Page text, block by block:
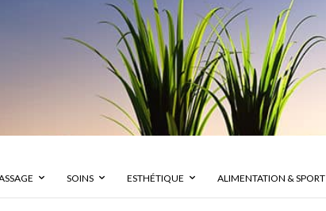
SOINS ESTHÉTIQUE ALIMENTATION & SPORT